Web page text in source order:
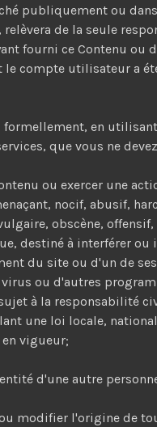
publiquement ou
de la seule
fourni ce Contenu ou
le compte utilisateur a
formellement, en
que vous ne
ou exercer une
nocif, abusif,
obscène, offensif,
destiné à interférer ou
du site ou d'un de
ou d'autres
à la responsabilité
une loi locale,
vigueur;
d'une autre
modifier l'origine de